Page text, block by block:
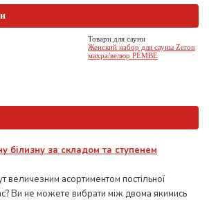
Товари для сауни
Женский набор для сауны Zeron
махра/велюр PEMBE
білизну за складом та ступенем
величезним асортиментом постільної
Ви не можете вибрати між двома якимись